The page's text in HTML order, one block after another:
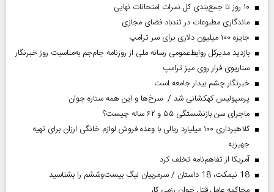
۱۰ روز تا جمع‌بندی کل نمرات امتحانات نهایی
ماندگاری مطبوعات در تندباد فضای مجازی
جایزه ۱۰۰ میلیون دلاری برای سر ترامپ
بازدید مدیرکل روابط‌عمومی رسانه ملی از روزنامه جام‌جم به‌مناسبت روز خبرنگار
سناریوی فرار روی میز ترامپ
خبرنگار چشم بیدار جامعه است
پرسپولیس کهکشانی شد / سرخ‌ها و این همه ستاره جوان
ماجرای سن بازنشستگی ۵۵ و ۶۲ ساله چیست؟
کلاهبرداری ۱۰۰ میلیارد ریالی با وعده فروش لوازم خانگی ارزان برای تهیه
جهیزیه
آمریکا از تفاهم‌نامه تخلف کرد
18 نیمکت، 18 داستان / سرمربیان لیگ بیست‌وششم را بشناسید